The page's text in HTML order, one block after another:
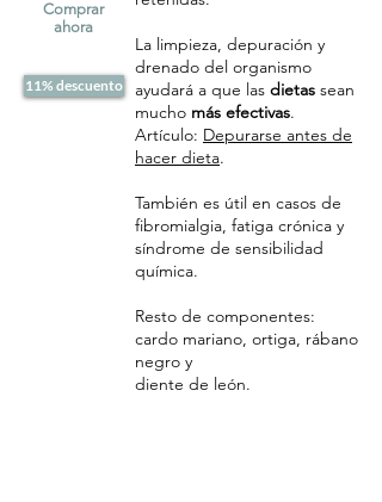
Comprar
ahora
11% descuento
La limpieza, depuración y
drenado del organismo
ayudará a que las dietas sean
mucho más efectivas.
Artículo: Depurarse antes de
hacer dieta.
También es útil en casos de
fibromialgia, fatiga crónica y
síndrome de sensibilidad
química.
Resto de componentes:
cardo mariano, ortiga, rábano
negro y
diente de león.